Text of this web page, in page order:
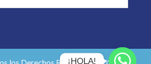
los Derechos Reservados 2026 |
¡HOLA!